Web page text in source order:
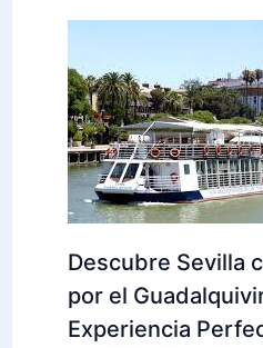
Descubre Sevilla
por el
Experiencia